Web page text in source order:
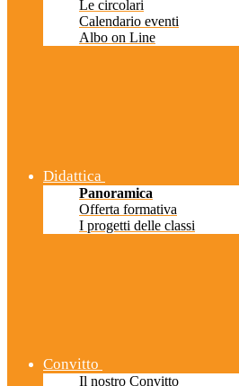
Le circolari
Calendario eventi
Albo on Line
Didattica
Panoramica
Offerta formativa
I progetti delle classi
Convitto
Il nostro Convitto